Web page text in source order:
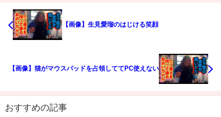
【画像】生見愛瑠のはじける笑顔
【画像】猫がマウスパッドを占領しててPC使えない
おすすめの記事